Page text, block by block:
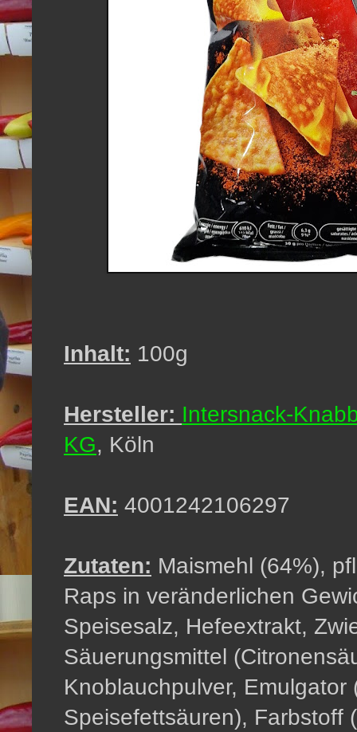
Inhalt: 100g
Hersteller: Intersnack-
KG, Köln
EAN: 4001242106297
Zutaten: Maismehl (64%),
Raps in veränderlichen
Speisesalz, Hefeextrakt,
Säuerungsmittel
Knoblauchpulver,
Speisefettsäuren), Farbstoff